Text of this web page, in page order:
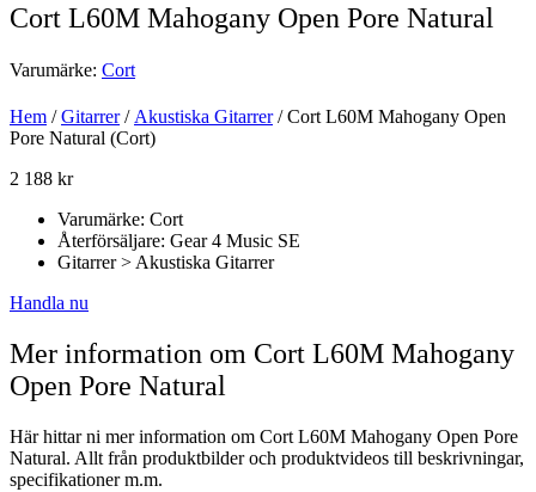
Cort L60M Mahogany Open Pore Natural
Varumärke: Cort
Hem /Gitarrer/Akustiska Gitarrer/ Cort L60M Mahogany Open
Pore Natural (Cort)
2 188 kr
Varumärke: Cort
Återförsäljare: Gear 4 Music SE
Gitarrer > Akustiska Gitarrer
Handla nu
Mer information om Cort L60M Mahogany
Open Pore Natural
Här hittar ni mer information om Cort L60M Mahogany Open Pore
Natural. Allt från produktbilder och produktvideos till beskrivningar,
specifikationer m.m.